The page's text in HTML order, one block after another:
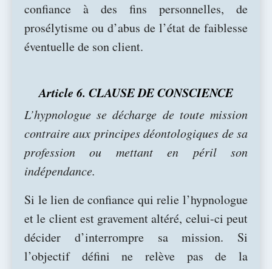
confiance à des fins personnelles, de
prosélytisme ou d’abus de l’état de faiblesse
éventuelle de son client.
Article 6. CLAUSE DE CONSCIENCE
L’hypnologue se décharge de toute mission
contraire aux principes déontologiques de sa
profession ou mettant en péril son
indépendance.
Si le lien de confiance qui relie l’hypnologue
et le client est gravement altéré, celui-ci peut
décider d’interrompre sa mission. Si
l’objectif défini ne relève pas de la